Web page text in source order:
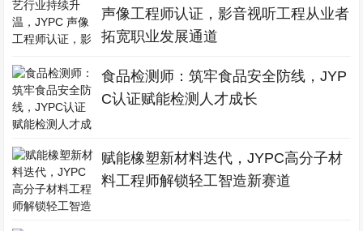
声像工程师认证，影音视听工程从业者
拓宽职业发展通道
食品检测师：筑牢食品安全防线，JYP
C认证赋能检测人才成长
赋能橡塑新材料迭代，JYPC高分子材
料工程师解锁轻工智造新赛道